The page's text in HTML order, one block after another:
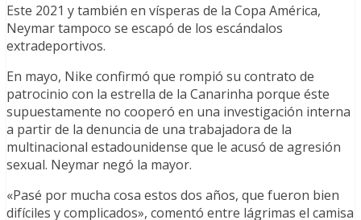
Este 2021 y también en vísperas de la Copa América,
Neymar tampoco se escapó de los escándalos
extradeportivos.
En mayo, Nike confirmó que rompió su contrato de
patrocinio con la estrella de la Canarinha porque éste
supuestamente no cooperó en una investigación interna
a partir de la denuncia de una trabajadora de la
multinacional estadounidense que le acusó de agresión
sexual. Neymar negó la mayor.
«Pasé por mucha cosa estos dos años, que fueron bien
difíciles y complicados», comentó entre lágrimas el camisa